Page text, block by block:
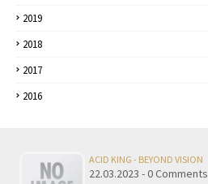
2019
2018
2017
2016
ACID KING - BEYOND VISION
22.03.2023 - 0 Comments